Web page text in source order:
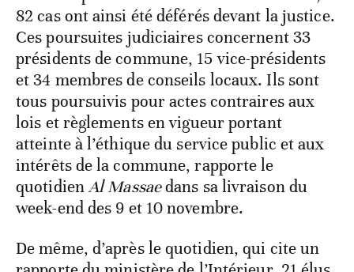
82 cas ont ainsi été déférés devant la justice.
Ces poursuites judiciaires concernent 33
présidents de commune, 15 vice-présidents
et 34 membres de conseils locaux. Ils sont
tous poursuivis pour actes contraires aux
lois et règlements en vigueur portant
atteinte à l’éthique du service public et aux
intérêts de la commune, rapporte le
quotidienAl Massaedans sa livraison du
week-end des 9 et 10 novembre.
De même, d’après le quotidien, qui cite un